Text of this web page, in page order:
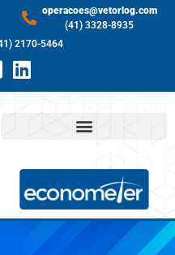
operacoes@vetorlog.com
(41) 3328-8935
2170-5464